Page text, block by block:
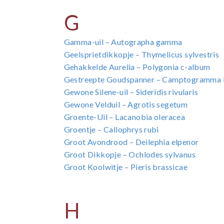
G
Gamma-uil – Autographa gamma
Geelsprietdikkopje – Thymelicus sylvestris
Gehakkelde Aurelia – Polygonia c-album
Gestreepte Goudspanner –
Gewone Silene-uil – Sideridis rivularis
Gewone Velduil – Agrotis segetum
Groente-Uil – Lacanobia oleracea
Groentje – Callophrys rubi
Groot Avondrood – Deilephia elpenor
Groot Dikkopje – Ochlodes sylvanus
Groot Koolwitje – Pieris brassicae
H